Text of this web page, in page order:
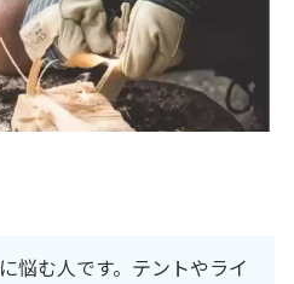
悩む人です。テントやライ